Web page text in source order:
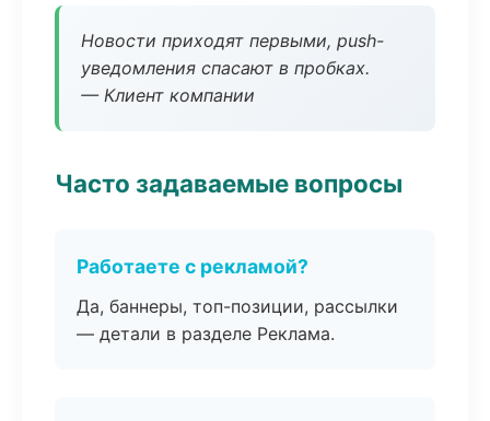
Новости приходят первыми, push-
уведомления спасают в пробках.
— Клиент компании
Часто задаваемые вопросы
Работаете с рекламой?
Да, баннеры, топ-позиции, рассылки
— детали в разделе Реклама.